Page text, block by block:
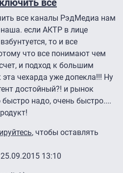
все
все каналы РэдМедиа нам
если АКТР в лице
то и все
что все понимают чем
и подход к большим
чехарда уже допекла!!! Ну
достойный?! и рынок
надо, очень быстро....
, чтобы оставлять
13:10